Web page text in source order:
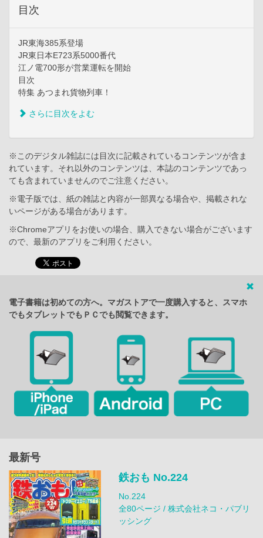
目次
JR東海385系登場
JR東日本E723系5000番代
江ノ電700形が営業運転を開始
目次
特集 あつまれ貨物列車！
さらに目次をよむ
※このデジタル雑誌には目次に記載されているコンテンツが含ま
れています。それ以外のコンテンツは、本誌のコンテンツであっ
ても含まれていませんのでご注意ください。
※電子版では、紙の雑誌と内容が一部異なる場合や、掲載されな
いページがある場合があります。
※Chromeアプリをお使いの場合、購入できない場合がございます
ので、最新のアプリをご利用ください。
電子書籍は初めての方へ。マガストアで一度購入すると、スマホ
でもタブレットでもＰＣでも閲覧できます。
最新号
鉄おも No.224
No.224
全80ページ / 株式会社ネコ・パブリ
ッシング